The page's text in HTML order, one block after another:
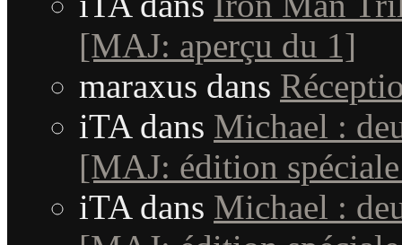
[MAJ: aperçu du 1]
maraxus dans
iTAdans Michael :
[MAJ: édition
iTAdans Michael :